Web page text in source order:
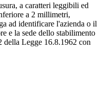
a caratteri leggibili ed
a 2 millimetri,
ad identificare l'azienda o il
e la sede dello stabilimento
della Legge 16.8.1962 con